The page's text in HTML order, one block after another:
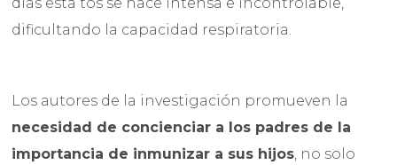
días esta tos se hace intensa e incontrolable,
dificultando la capacidad respiratoria.
Los autores de la investigación promueven la
necesidad de concienciar a los padres de la
importancia de inmunizar a sus hijos, no solo